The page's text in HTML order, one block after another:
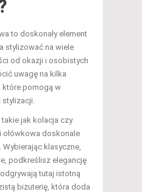
to doskonały element
stylizować na wiele
od okazji i osobistych
uwagę na kilka
które pomogą w
jak kolacja czy
ołówkowa doskonale
. Wybierając klasyczne,
podkreślisz elegancję
tutaj istotną
biżuterię, która doda